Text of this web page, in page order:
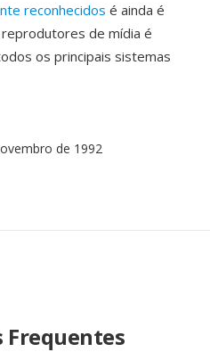
reconhecidos é ainda é
de mídia é
os principais sistemas
de 1992
Frequentes